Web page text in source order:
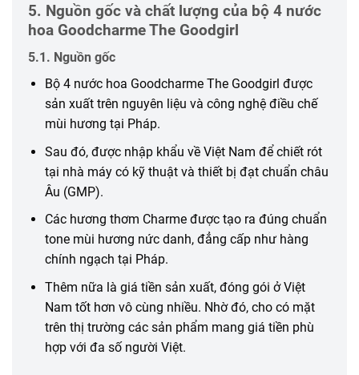
5. Nguồn gốc và chất lượng của bộ 4 nước
hoa Goodcharme The Goodgirl
5.1. Nguồn gốc
Bộ 4 nước hoa Goodcharme The Goodgirl được
sản xuất trên nguyên liệu và công nghệ điều chế
mùi hương tại Pháp.
Sau đó, được nhập khẩu về Việt Nam để chiết rót
tại nhà máy có kỹ thuật và thiết bị đạt chuẩn châu
Âu (GMP).
Các hương thơm Charme được tạo ra đúng chuẩn
tone mùi hương nức danh, đẳng cấp như hàng
chính ngạch tại Pháp.
Thêm nữa là giá tiền sản xuất, đóng gói ở Việt
Nam tốt hơn vô cùng nhiều. Nhờ đó, cho có mặt
trên thị trường các sản phẩm mang giá tiền phù
hợp với đa số người Việt.